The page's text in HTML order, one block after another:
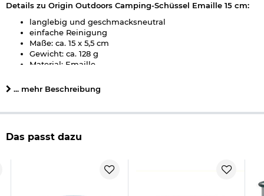
Details zu Origin Outdoors Camping-Schüssel Emaille 15 cm:
langlebig und geschmacksneutral
einfache Reinigung
Maße: ca. 15 x 5,5 cm
Gewicht: ca. 128 g
Material: Emaille
Marke: Origin Outdoors
... mehr Beschreibung
Das passt dazu